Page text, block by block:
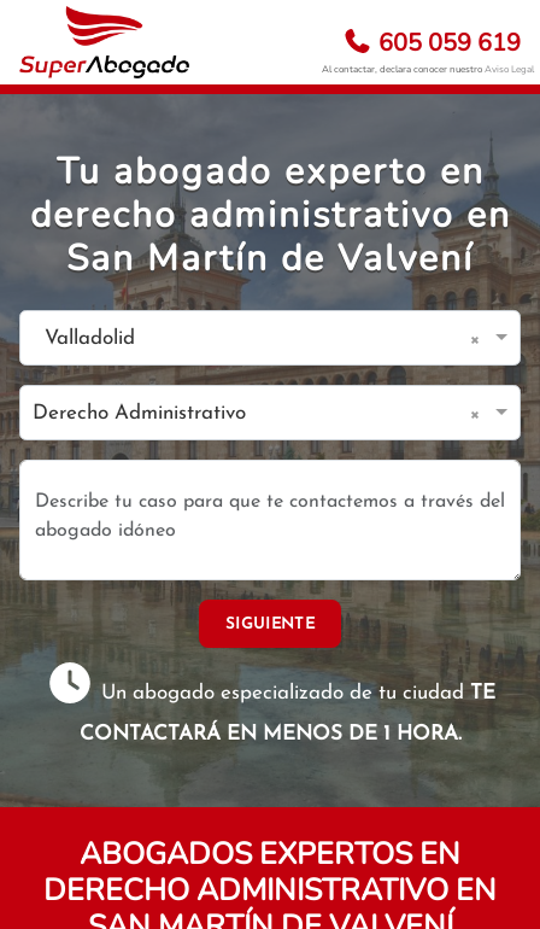
605 059 619
Al contactar, declara conocer nuestroAviso Legal
Tu abogado experto en
derecho administrativo en
San Martín de Valvení
Valladolid ×
Derecho Administrativo ×
SIGUIENTE
Un abogado especializado de tu ciudadTE
CONTACTARÁ EN MENOS DE 1 HORA.
ABOGADOS EXPERTOS EN
DERECHO ADMINISTRATIVO EN